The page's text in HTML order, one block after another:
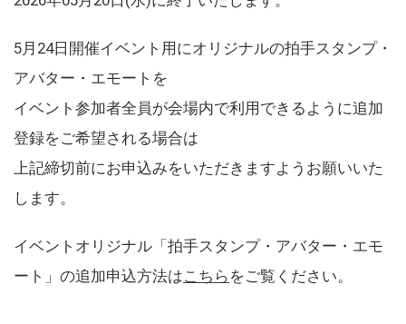
5月24日開催イベント用にオリジナルの拍手スタンプ・
アバター・エモートを
イベント参加者全員が会場内で利用できるように追加
登録をご希望される場合は
上記締切前にお申込みをいただきますようお願いいた
します。
イベントオリジナル「拍手スタンプ・アバター・エモ
ート」の追加申込方法はこちら をご覧ください。